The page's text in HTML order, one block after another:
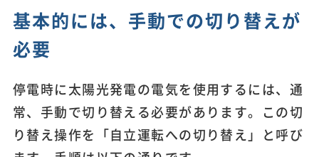
基本的には、手動での切り替えが
必要
停電時に太陽光発電の電気を使用するには、通
常、手動で切り替える必要があります。この切
り替え操作を「自立運転への切り替え」と呼び